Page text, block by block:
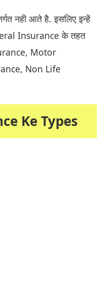
नही आते है. इसलिए इन्हें
Insurance के तहत
Motor
Non Life
Ke Types